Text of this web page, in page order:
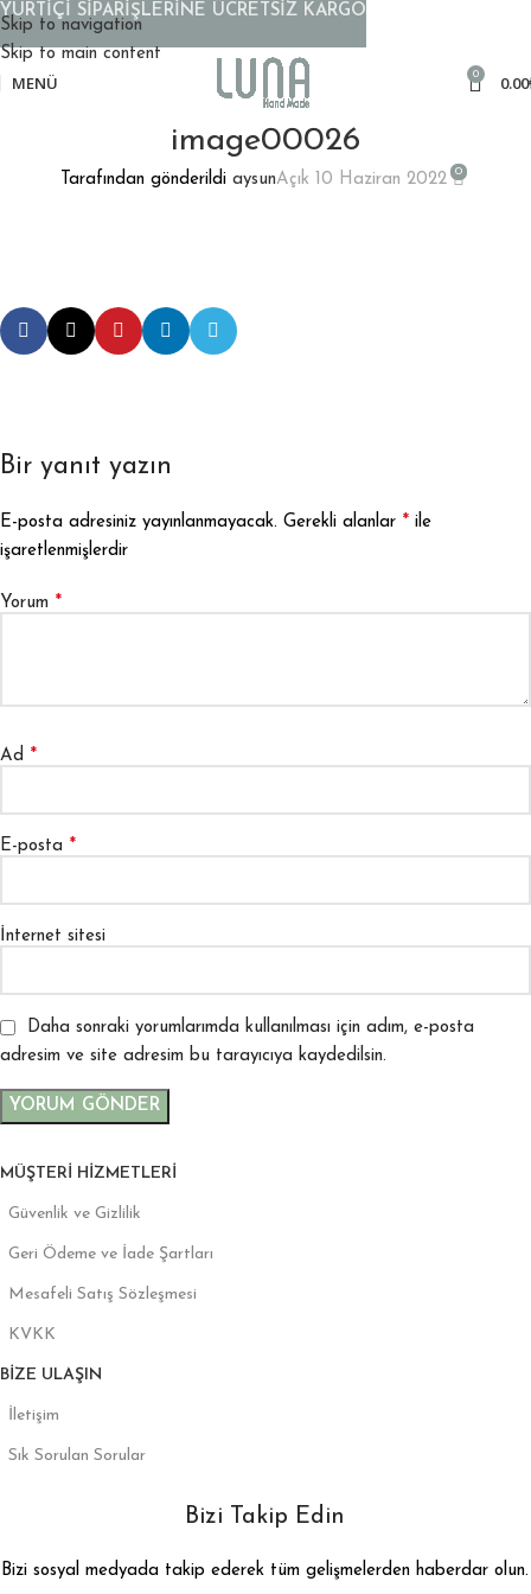
Skip to navigation
Skip to main content
MENÜ 0 0.00
image00026
Tarafından gönderildi aysunAçık 10 Haziran 2022 0
Bir yanıt yazın
E-posta adresiniz yayınlanmayacak. Gerekli alanlar * ile
işaretlenmişlerdir
Yorum *
Ad *
E-posta *
İnternet sitesi
Daha sonraki yorumlarımda kullanılması için adım, e-posta
adresim ve site adresim bu tarayıcıya kaydedilsin.
MÜŞTERI HIZMETLERI
Güvenlik ve Gizlilik
Geri Ödeme ve İade Şartları
Mesafeli Satış Sözleşmesi
KVKK
BIZE ULAŞIN
İletişim
Sık Sorulan Sorular
Bizi Takip Edin
Bizi sosyal medyada takip ederek tüm gelişmelerden haberdar olun.
YURTİÇİ SİPARİŞLERİNE ÜCRETSİZ KARGO